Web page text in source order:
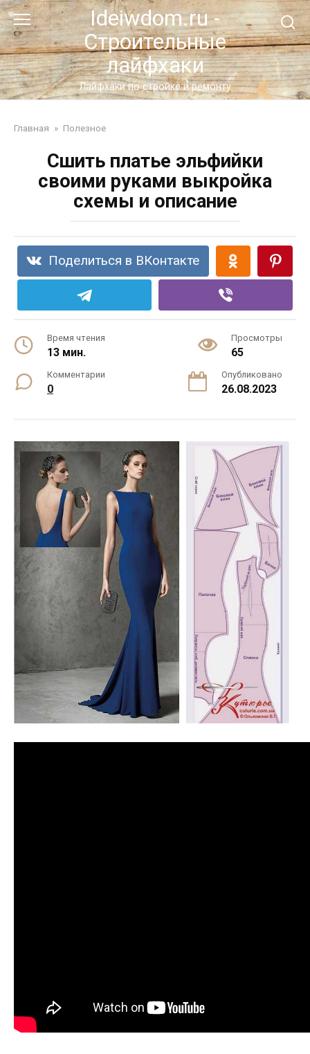
Перейти
к
контенту
Ideiwdom.ru -
Строительные
лайфхаки
Лайфхаки по стройке и ремонту
Главная » Полезное
Сшить платье эльфийки
своими руками выкройка
схемы и описание
Поделиться в ВКонтакте
Время чтения
13 мин.
Просмотры
65
Комментарии
0
Опубликовано
26.08.2023